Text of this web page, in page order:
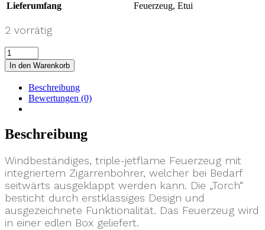
Lieferumfang
Feuerzeug, Etui
2 vorrätig
In den Warenkorb
Beschreibung
Bewertungen (0)
Beschreibung
Windbeständiges, triple-jetflame Feuerzeug mit
integriertem Zigarrenbohrer, welcher bei Bedarf
seitwärts ausgeklappt werden kann. Die „Torch“
besticht durch erstklassiges Design und
ausgezeichnete Funktionalität. Das Feuerzeug wird
in einer edlen Box geliefert.